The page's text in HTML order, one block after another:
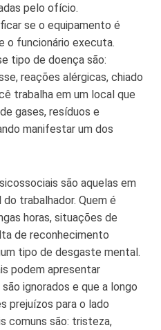
pelo ofício.
se o equipamento é
o funcionário executa.
tipo de doença são:
reações alérgicas, chiado
trabalha em um local que
gases, resíduos e
manifestar um dos
são aquelas em
trabalhador. Quem é
horas, situações de
de reconhecimento
tipo de desgaste mental.
podem apresentar
ignorados e que a longo
prejuízos para o lado
comuns são: tristeza,